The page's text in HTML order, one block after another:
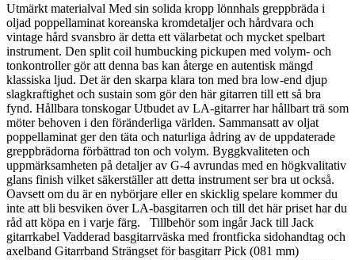
Utmärkt materialval Med sin solida kropp lönnhals greppbräda i
oljad poppellaminat koreanska kromdetaljer och hårdvara och
vintage hård svansbro är detta ett välarbetat och mycket spelbart
instrument. Den split coil humbucking pickupen med volym- och
tonkontroller gör att denna bas kan återge en autentisk mängd
klassiska ljud. Det är den skarpa klara ton med bra low-end djup
slagkraftighet och sustain som gör den här gitarren till ett så bra
fynd. Hållbara tonskogar Utbudet av LA-gitarrer har hållbart trä som
möter behoven i den föränderliga världen. Sammansatt av oljat
poppellaminat ger den täta och naturliga ådring av de uppdaterade
greppbrädorna förbättrad ton och volym. Byggkvaliteten och
uppmärksamheten på detaljer av G-4 avrundas med en högkvalitativ
glans finish vilket säkerställer att detta instrument ser bra ut också.
Oavsett om du är en nybörjare eller en skicklig spelare kommer du
inte att bli besviken över LA-basgitarren och till det här priset har du
råd att köpa en i varje färg. Tillbehör som ingår Jack till Jack
gitarrkabel Vadderad basgitarrväska med frontficka sidohandtag och
axelband Gitarrband Strängset för basgitarr Pick (081 mm)